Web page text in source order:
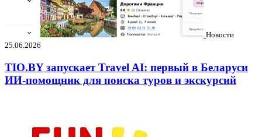
Новости
25.06.2026
TIO.BY запускает Travel AI: первый в Беларуси
ИИ-помощник для поиска туров и экскурсий